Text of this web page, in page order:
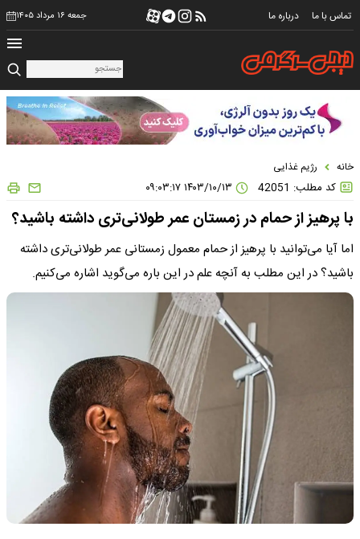
تماس با ما درباره ما جمعه ۱۶ مرداد ۱۴۰۵
خانه رژیم غذایی
کد مطلب: 42051
با پرهیز از حمام در زمستان عمر طولانی‌تری داشته باشید؟
اما آیا می‌توانید با پرهیز از حمام معمول زمستانی عمر طولانی‌تری داشته
باشید؟ در این مطلب به آنچه علم در این باره می‌گوید اشاره می‌کنیم.